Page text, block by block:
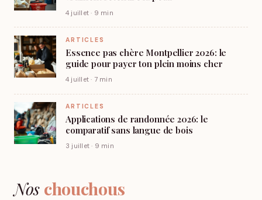
4 juillet · 9 min
ARTICLES
Essence pas chère Montpellier 2026: le
guide pour payer ton plein moins cher
4 juillet · 7 min
ARTICLES
Applications de randonnée 2026: le
comparatif sans langue de bois
3 juillet · 9 min
Nos chouchous